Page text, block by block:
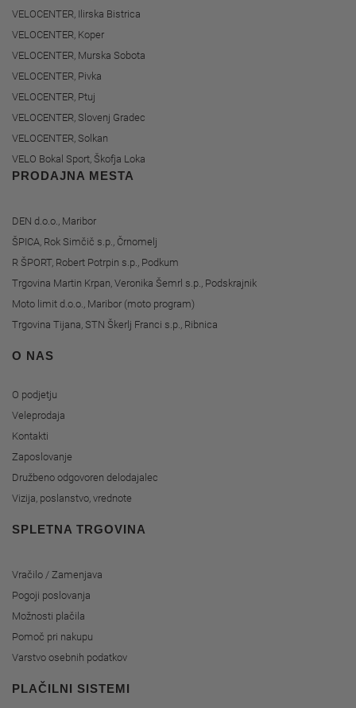
VELOCENTER, Ilirska Bistrica
VELOCENTER, Koper
VELOCENTER, Murska Sobota
VELOCENTER, Pivka
VELOCENTER, Ptuj
VELOCENTER, Slovenj Gradec
VELOCENTER, Solkan
VELO Bokal Sport, Škofja Loka
PRODAJNA MESTA
DEN d.o.o., Maribor
ŠPICA, Rok Simčič s.p., Črnomelj
R ŠPORT, Robert Potrpin s.p., Podkum
Trgovina Martin Krpan, Veronika Šemrl s.p., Podskrajnik
Moto limit d.o.o., Maribor (moto program)
Trgovina Tijana, STN Škerlj Franci s.p., Ribnica
O NAS
O podjetju
Veleprodaja
Kontakti
Zaposlovanje
Družbeno odgovoren delodajalec
Vizija, poslanstvo, vrednote
SPLETNA TRGOVINA
Vračilo / Zamenjava
Pogoji poslovanja
Možnosti plačila
Pomoč pri nakupu
Varstvo osebnih podatkov
PLAČILNI SISTEMI